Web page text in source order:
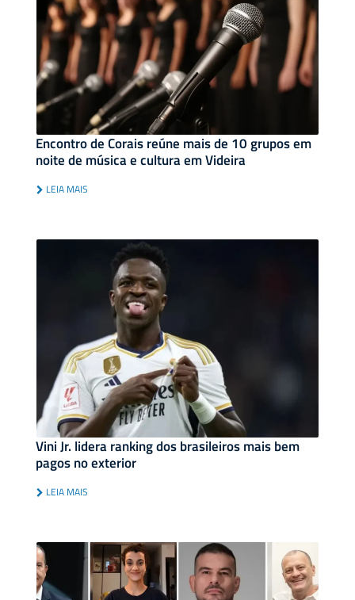
Encontro de Corais reúne mais de 10 grupos em
noite de música e cultura em Videira
LEIA MAIS
Vini Jr. lidera ranking dos brasileiros mais bem
pagos no exterior
LEIA MAIS